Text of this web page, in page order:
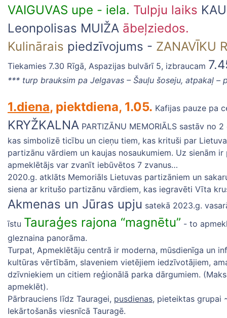
VAIGUVAS upe - iela. Tulpju laiks
Leonpolisas MUIŽA ābeļziedos.
Kulinārais piedzīvojums - ZANAVĪKU
Tiekamies 7.30 Rīgā, Aspazijas bulvārī 5, izbraucam
*** turp brauksim pa Jelgavas – Šauļu šoseju, atpakaļ –
1.diena, piektdiena, 1.05. Kafijas pauze pa
KRYŽKALNA PARTIZĀNU MEMORIĀLS sastāv no
kas simbolizē ticību un cieņu tiem, kas krituši par
partizānu vārdiem un kaujas nosaukumiem. Uz sienām
apmeklētājs var zvanīt iebūvētos 7 zvanus…
2020.g. atklāts Memoriāls Lietuvas partizāniem un
siena ar kritušo partizānu vārdiem, kas iegravēti Vīta
Akmenas un Jūras upju satekā 2023.g.
īstu Tauraģes rajona “magnētu” - to
gleznaina panorāma.
Turpat, Apmeklētāju centrā ir moderna, mūsdienīga un
kultūras vērtībām, slaveniem vietējiem iedzīvotājiem,
dzīvniekiem un citiem reģionālā parka dārgumiem.
apmeklēt).
Pārbrauciens līdz Tauragei, pusdienas, pieteiktas grupai
Iekārtošanās viesnīcā Tauragē.